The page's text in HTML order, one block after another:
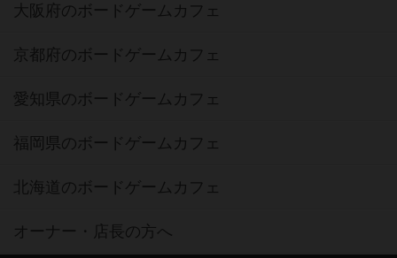
大阪府のボードゲームカフェ
京都府のボードゲームカフェ
愛知県のボードゲームカフェ
福岡県のボードゲームカフェ
北海道のボードゲームカフェ
オーナー・店長の方へ